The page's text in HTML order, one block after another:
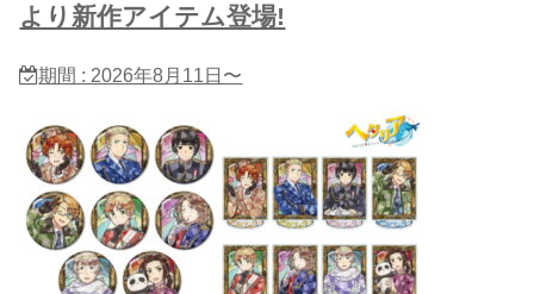
より新作アイテム登場!
期間 : 2026年8月11日〜